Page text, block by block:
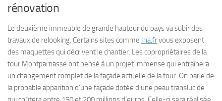
rénovation
Le deuxième immeuble de grande hauteur du pays va subir des
travaux de relooking. Certains sites comme Ina.frvous exposent
des maquettes qui décrivent le chantier. Les copropriétaires de la
tour Montparnasse ont pensé à un projet immense qui entraînera
un changement complet de la façade actuelle de la tour. On parle de
la probable apparition d’une façade dotée d’une peau translucide